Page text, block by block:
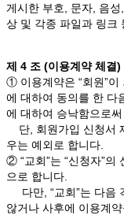
게시한 부호, 문자, 음
상 및 각종 파일과 링크
제 4 조 (이용계약 체결)
① 이용계약은 “회원”이
에 대하여 동의를 한 다
에 대하여 승낙함으로써
단, 회원가입 신청서
우는 예외로 합니다.
② “교회”는 “신청자”의
으로 합니다.
다만, “교회”는 다음
않거나 사후에 이용계